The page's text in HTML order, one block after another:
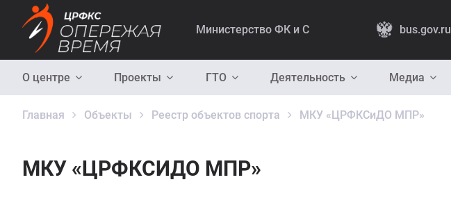
Министерство ФК и С bus.gov.ru
О центре Проекты ГТО Деятельность Медиа
Главная Объекты Реестр объектов спорта МКУ «ЦРФКСиДО МПР»
МКУ «ЦРФКСИДО МПР»